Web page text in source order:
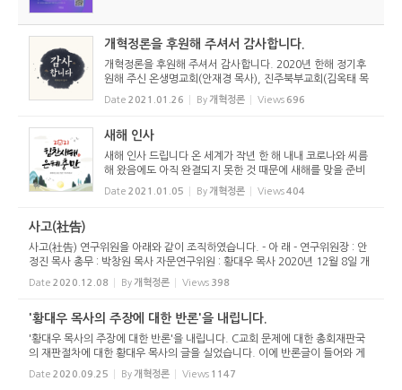
개혁정론을 후원해 주셔서 감사합니다.
개혁정론을 후원해 주셔서 감사합니다. 2020년 한해 정기후
원해 주신 온생명교회(안재경 목사), 진주북부교회(김옥태 목
사), 광교장로교회(정중현 목사), 올곧은교회(신호섭 목사), 동
래언약교회(최성림 목사), 작은빛교회(성희찬 목사)와 일시 후
Date 2021.01.26 By 개혁정론 Views 696
새해 인사
새해 인사 드립니다 온 세계가 작년 한 해 내내 코로나와 씨름
해 왔음에도 아직 완결되지 못한 것 때문에 새해를 맞을 준비
도 또 그럴 기분도 아니고 그냥 마지못해 2021년 새해를 맞는
것 같습니다. 5인 이상 집합 금지와 함께 각종 신년 맞이 행사
Date 2021.01.05 By 개혁정론 Views404
사고(社告)
사고(社告) 연구위원을 아래와 같이 조직하였습니다. - 아 래 - 연구위원장 : 안
정진 목사 총무 : 박창원 목사 자문연구위원 : 황대우 목사 2020년 12월 8일 개
Date 2020.12.08 By 개혁정론 Views 398
'황대우 목사의 주장에 대한 반론'을 내립니다.
'황대우 목사의 주장에 대한 반론'을 내립니다. C교회 문제에 대한 총회재판국
의 재판절차에 대한 황대우 목사의 글을 실었습니다. 이에 반론글이 들어와 게
재했습니다. 아래와 같은 편집자 주와 함께 실었습니다. 벌써 저희 글이 이런 저
Date 2020.09.25 By 개혁정론 Views 1147